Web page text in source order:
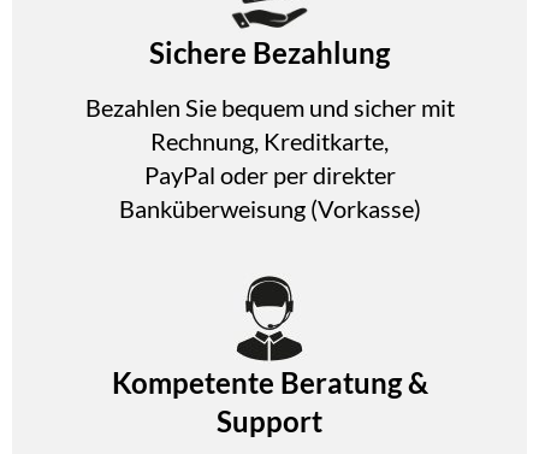
Sichere Bezahlung
Bezahlen Sie bequem und sicher mit
Rechnung, Kreditkarte,
PayPal oder per direkter
Banküberweisung (Vorkasse)
Kompetente Beratung &
Support